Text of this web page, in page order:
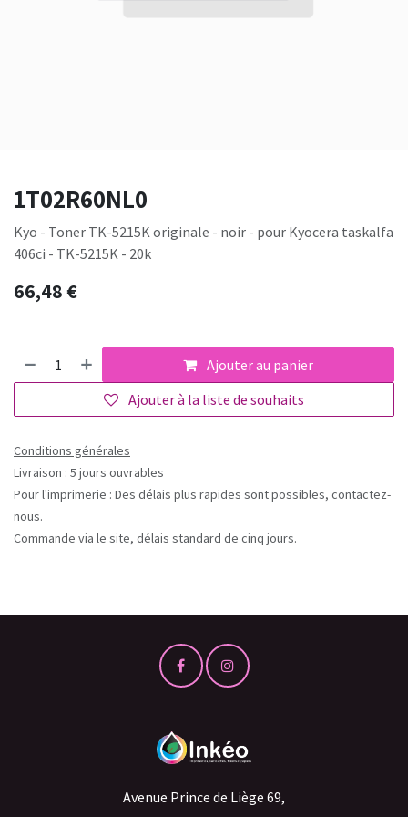
1T02R60NL0
Kyo - Toner TK-5215K originale - noir - pour Kyocera taskalfa
406ci - TK-5215K - 20k
66,48€
Ajouter au panier
Ajouter à la liste de souhaits
Conditions générales
Livraison : 5 jours ouvrables
Pour l'imprimerie : Des délais plus rapides sont possibles, contactez-
nous.
Commande via le site, délais standard de cinq jours.
Avenue Prince de Liège 69,